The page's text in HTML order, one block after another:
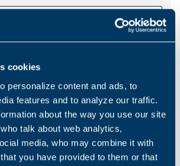
cookies
personalize content and ads, to
features and to analyze our traffic.
about the way you use our site
talk about web analytics,
media, who may combine it with
you have provided to them or that
下载